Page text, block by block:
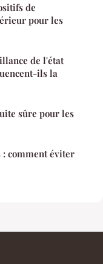
de
pour les
de l'état
ils la
sûre pour les
comment éviter